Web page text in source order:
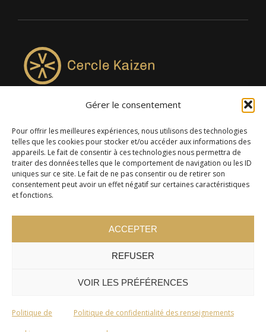
Gérer le consentement
Pour offrir les meilleures expériences, nous utilisons des technologies
telles que les cookies pour stocker et/ou accéder aux informations des
appareils. Le fait de consentir à ces technologies nous permettra de
traiter des données telles que le comportement de navigation ou les ID
uniques sur ce site. Le fait de ne pas consentir ou de retirer son
consentement peut avoir un effet négatif sur certaines caractéristiques
et fonctions.
ACCEPTER
REFUSER
VOIR LES PRÉFÉRENCES
Politique de Politique de confidentialité des renseignements
4957, rue Lionel-Groulx, bureau 819, Saint-Augustin-de-
Desmaures QC G3A 0M7
© 2024 Cercle Kaizen. Tous droits réservés -